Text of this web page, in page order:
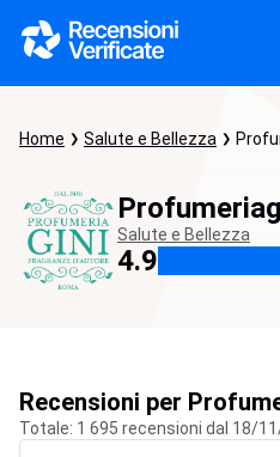
Home Salute e Bellezza
Salute e Bellezza
4.9
Recensioni per
Totale: 1 695 recensioni dal 18/